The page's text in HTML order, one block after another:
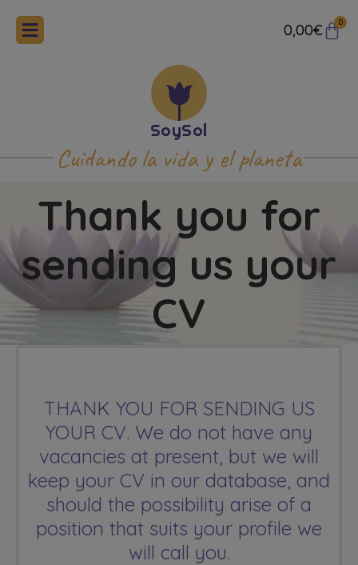
0,00€ 0
Cuidando la vida y el planeta
Thank you for
sending us your
CV
THANK YOU FOR SENDING US
YOUR CV. We do not have any
vacancies at present, but we will
keep your CV in our database, and
should the possibility arise of a
position that suits your profile we
will call you.